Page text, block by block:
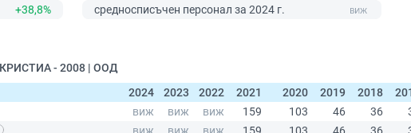
+38,8%
средносписъчен персонал за 2024 г.
КРИСТИА - 2008 | ООД
2024
2023 2022 2021 2020 2019 2018